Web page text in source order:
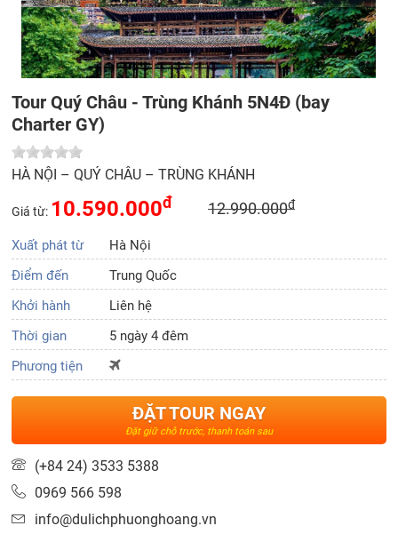
Tour Quý Châu - Trùng Khánh 5N4Đ (bay
Charter GY)
HÀ NỘI – QUÝ CHÂU – TRÙNG KHÁNH
Giá từ: 10.590.000đ 12.990.000đ
Xuất phát từ
Hà Nội
Điểm đến
Trung Quốc
Khởi hành
Liên hệ
Thời gian
5 ngày 4 đêm
Phương tiện
ĐẶT TOUR NGAY
Đặt giữ chỗ trước, thanh toán sau
(+84 24) 3533 5388
0969 566 598
info@dulichphuonghoang.vn